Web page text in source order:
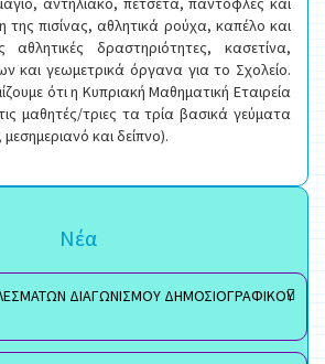
της πισίνας, αθλητικά ρούχα, καπέλο και
αθλητικές δραστηριότητες, κασετίνα,
και γεωμετρικά όργανα για το Σχολείο.
ότι η Κυπριακή Μαθηματική Εταιρεία
μαθητές/τριες τα τρία βασικά γεύματα
και δείπνο).
Νέα
ΔΙΑΓΩΝΙΣΜΟΥ ΔΗΜΟΣΙΟΓΡΑΦΙΚΟΥ